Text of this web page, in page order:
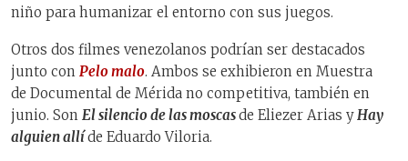
niño para humanizar el entorno con sus juegos.
Otros dos filmes venezolanos podrían ser destacados
junto con Pelo malo. Ambos se exhibieron en Muestra
de Documental de Mérida no competitiva, también en
junio. Son El silencio de las moscasde Eliezer Arias yHay
alguien allíde Eduardo Viloria.